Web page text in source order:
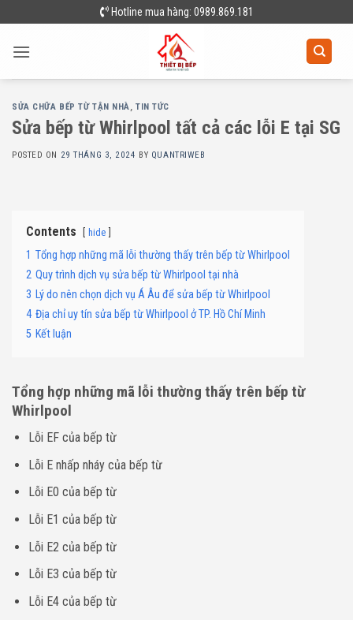
to
content
Hotline mua hàng: 0989.869.181
SỬA CHỮA BẾP TỪ TẬN NHÀ,TIN TỨC
Sửa bếp từ Whirlpool tất cả các lỗi E tại SG
POSTED ON 29 THÁNG 3, 2024 BY QUANTRIWEB
Contents hide
1 Tổng hợp những mã lỗi thường thấy trên bếp từ Whirlpool
2 Quy trình dịch vụ sửa bếp từ Whirlpool tại nhà
3 Lý do nên chọn dịch vụ Á Âu để sửa bếp từ Whirlpool
4 Địa chỉ uy tín sửa bếp từ Whirlpool ở TP. Hồ Chí Minh
5 Kết luận
Tổng hợp những mã lỗi thường thấy trên bếp từ
Whirlpool
Lỗi EF của bếp từ
Lỗi E nhấp nháy của bếp từ
Lỗi E0 của bếp từ
Lỗi E1 của bếp từ
Lỗi E2 của bếp từ
Lỗi E3 của bếp từ
Lỗi E4 của bếp từ